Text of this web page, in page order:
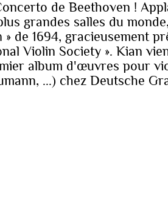
de Beethoven !
grandes salles du
de 1694, gracieusement
Violin Society ». Kian
album d'œuvres pour
...) chez Deutsche